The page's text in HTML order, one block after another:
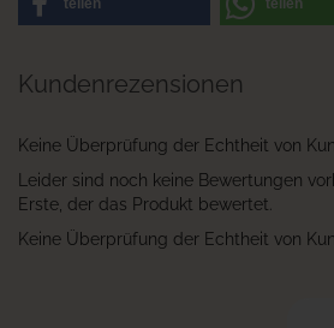
teilen teilen
Kundenrezensionen
Keine Überprüfung der Echtheit von
Leider sind noch keine Bewertungen
Erste, der das Produkt bewertet.
Keine Überprüfung der Echtheit von